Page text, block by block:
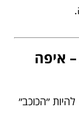
איפה
״הכוכב״